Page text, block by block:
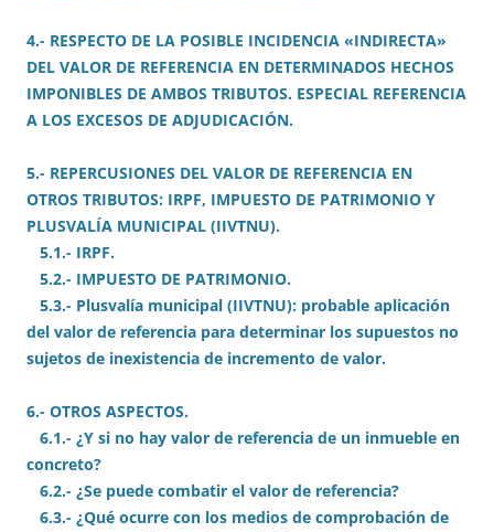
4.- RESPECTO DE LA POSIBLE INCIDENCIA «INDIRECTA»
DEL VALOR DE REFERENCIA EN DETERMINADOS HECHOS
IMPONIBLES DE AMBOS TRIBUTOS. ESPECIAL REFERENCIA
A LOS EXCESOS DE ADJUDICACIÓN.
5.- REPERCUSIONES DEL VALOR DE REFERENCIA EN
OTROS TRIBUTOS: IRPF, IMPUESTO DE PATRIMONIO Y
PLUSVALÍA MUNICIPAL (IIVTNU).
5.1.- IRPF.
5.2.- IMPUESTO DE PATRIMONIO.
5.3.- Plusvalía municipal (IIVTNU): probable aplicación
del valor de referencia para determinar los supuestos no
sujetos de inexistencia de incremento de valor.
6.- OTROS ASPECTOS.
6.1.- ¿Y si no hay valor de referencia de un inmueble en
concreto?
6.2.- ¿Se puede combatir el valor de referencia?
6.3.- ¿Qué ocurre con los medios de comprobación de